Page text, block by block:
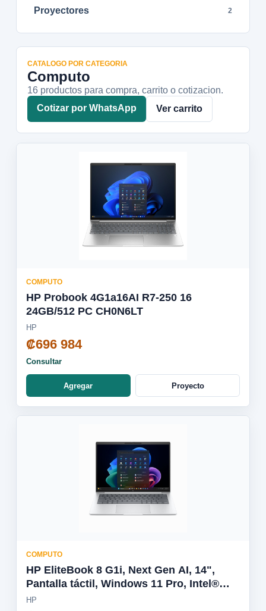
Proyectores 2
CATALOGO POR CATEGORIA
Computo
16productos para compra, carrito o cotizacion.
Cotizar por WhatsApp
Ver carrito
COMPUTO
HP Probook 4G1a16AI R7-250 16
24GB/512 PC CH0N6LT
HP
₡696 984
Consultar
Agregar Proyecto
COMPUTO
HP EliteBook 8 G1i, Next Gen AI, 14",
Pantalla táctil, Windows 11 Pro, Intel®
Core™ Ultra 7, 32GB RAM, 1TB SSD,
HP